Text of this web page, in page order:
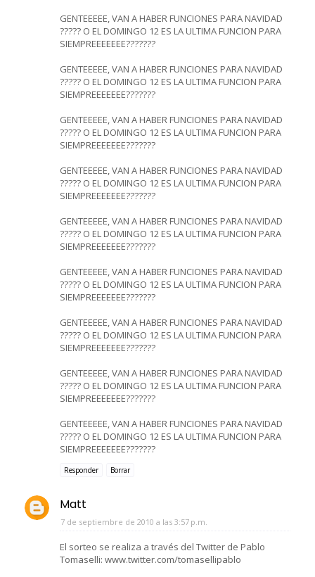
GENTEEEEE, VAN A HABER FUNCIONES PARA NAVIDAD
????? O EL DOMINGO 12 ES LA ULTIMA FUNCION PARA
SIEMPREEEEEEE???????
GENTEEEEE, VAN A HABER FUNCIONES PARA NAVIDAD
????? O EL DOMINGO 12 ES LA ULTIMA FUNCION PARA
SIEMPREEEEEEE???????
GENTEEEEE, VAN A HABER FUNCIONES PARA NAVIDAD
????? O EL DOMINGO 12 ES LA ULTIMA FUNCION PARA
SIEMPREEEEEEE???????
GENTEEEEE, VAN A HABER FUNCIONES PARA NAVIDAD
????? O EL DOMINGO 12 ES LA ULTIMA FUNCION PARA
SIEMPREEEEEEE???????
GENTEEEEE, VAN A HABER FUNCIONES PARA NAVIDAD
????? O EL DOMINGO 12 ES LA ULTIMA FUNCION PARA
SIEMPREEEEEEE???????
GENTEEEEE, VAN A HABER FUNCIONES PARA NAVIDAD
????? O EL DOMINGO 12 ES LA ULTIMA FUNCION PARA
SIEMPREEEEEEE???????
GENTEEEEE, VAN A HABER FUNCIONES PARA NAVIDAD
????? O EL DOMINGO 12 ES LA ULTIMA FUNCION PARA
SIEMPREEEEEEE???????
GENTEEEEE, VAN A HABER FUNCIONES PARA NAVIDAD
????? O EL DOMINGO 12 ES LA ULTIMA FUNCION PARA
SIEMPREEEEEEE???????
GENTEEEEE, VAN A HABER FUNCIONES PARA NAVIDAD
????? O EL DOMINGO 12 ES LA ULTIMA FUNCION PARA
SIEMPREEEEEEE???????
Responder Borrar
Matt
7 de septiembre de 2010 a las 3:57 p.m.
El sorteo se realiza a través del Twitter de Pablo
Tomaselli: www.twitter.com/tomasellipablo